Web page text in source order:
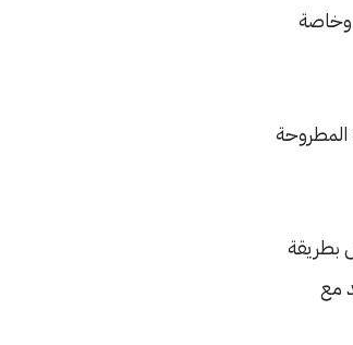
وخاصة
المطروحة
بطريقة
مع